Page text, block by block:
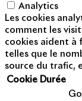
Analytics
Les cookies
comment les
cookies aident à
telles que le
source du trafic,
Cookie Durée